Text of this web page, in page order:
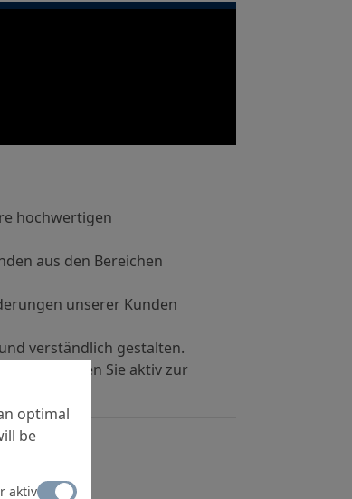
hochwertigen
aus den Bereichen
unserer Kunden
verständlich gestalten.
– so tragen Sie aktiv zur
optimal
be
aktiv